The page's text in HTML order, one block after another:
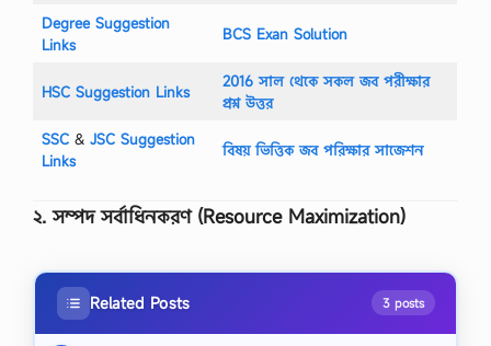
Degree Suggestion
Links
BCS Exan Solution
HSC Suggestion Links
2016 সাল থেকে সকল জব পরীক্ষার
প্রশ্ন উত্তর
SSC ‍& JSC Suggestion
Links
বিষয় ভিত্তিক জব পরিক্ষার সাজেশন
২.সম্পদ সর্বাধিনকরণ(Resource Maximization)
Related Posts 3 posts